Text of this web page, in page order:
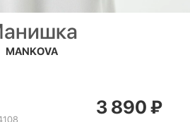
MANKOVA
3 890₽